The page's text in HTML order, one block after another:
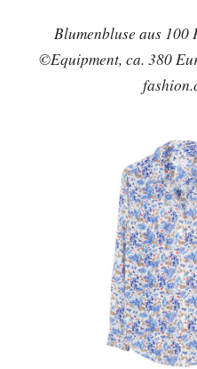
Blumenbluse aus 100
©Equipment, ca. 380